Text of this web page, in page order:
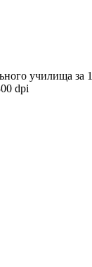
училища
dpi